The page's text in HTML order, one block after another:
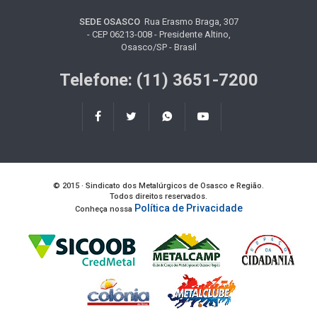
SEDE OSASCORua Erasmo Braga, 307
- CEP 06213-008 - Presidente Altino,
Osasco/SP - Brasil
Telefone: (11) 3651-7200
© 2015 · Sindicato dos Metalúrgicos de Osasco e Região.
Todos direitos reservados.
Conheça nossa Política de Privacidade